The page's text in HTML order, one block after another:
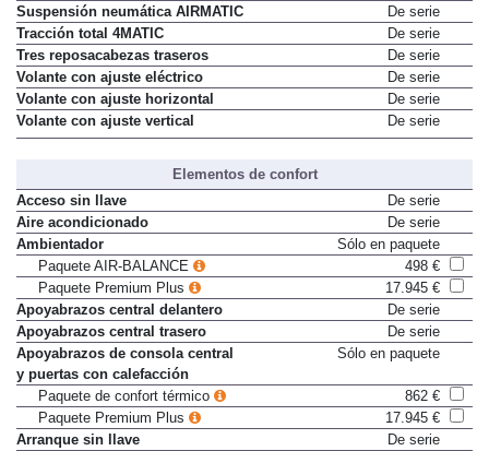
Suspensión neumática AIRMATIC
De serie
Tracción total 4MATIC
De serie
Tres reposacabezas traseros
De serie
Volante con ajuste eléctrico
De serie
Volante con ajuste horizontal
De serie
Volante con ajuste vertical
De serie
Elementos de confort
Acceso sin llave
De serie
Aire acondicionado
De serie
Ambientador
Sólo en paquete
Paquete AIR-BALANCE
498 €
Paquete Premium Plus
17.945 €
Apoyabrazos central delantero
De serie
Apoyabrazos central trasero
De serie
Apoyabrazos de consola central
y puertas con calefacción
Sólo en paquete
Paquete de confort térmico
862 €
Paquete Premium Plus
17.945 €
Arranque sin llave
De serie